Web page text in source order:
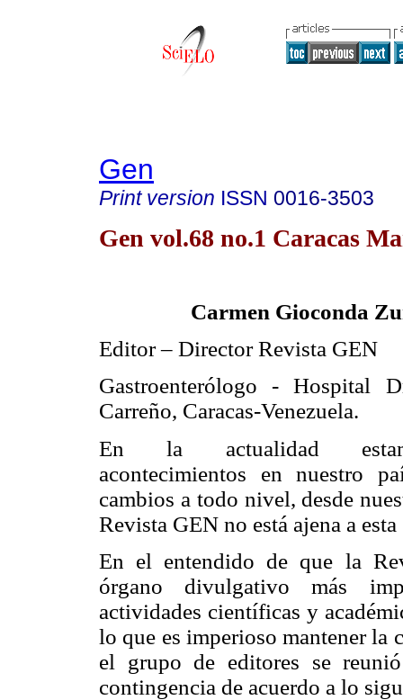
Gen
Print version ISSN 0016-3503
Gen vol.68 no.1 Caracas
Carmen Gioconda
Editor – Director Revista GEN
Gastroenterólogo - Hospital
Carreño, Caracas-Venezuela.
En la actualidad
acontecimientos en nuestro
cambios a todo nivel, desde
Revista GEN no está ajena a
En el entendido de que la
órgano divulgativo más
actividades científicas y
lo que es imperioso mantener la
el grupo de editores se
contingencia de acuerdo a lo